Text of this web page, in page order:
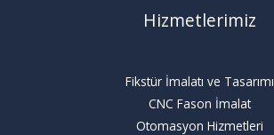
Hizmetlerimiz
Fikstür İmalatı ve Tasarımı
CNC Fason İmalat
Otomasyon Hizmetleri